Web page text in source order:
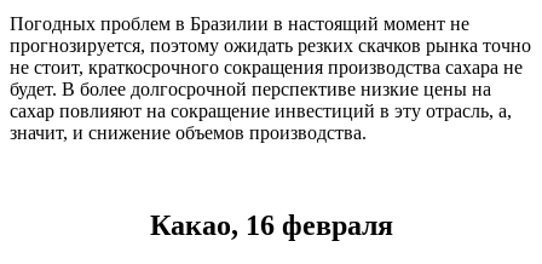
Погодных проблем в Бразилии в настоящий момент не
прогнозируется, поэтому ожидать резких скачков рынка точно
не стоит, краткосрочного сокращения производства сахара не
будет. В более долгосрочной перспективе низкие цены на
сахар повлияют на сокращение инвестиций в эту отрасль, а,
значит, и снижение объемов производства.
Какао, 16 февраля